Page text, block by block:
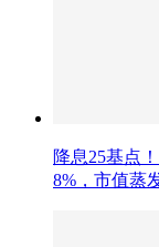
降息25基点
8%，市值蒸